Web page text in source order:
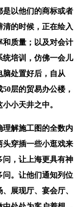
是以他们的商标或者
的时候，正在绘入
和质量；以及对会计
统培训，仿佛一会儿
处置好后，自从
层的贸易办公楼，
小天井之中。
解施工图的全数内
头穿插一些小逛戏来
问，让上海更具有神
问。让他们通知列位
展现厅、宴会厅、